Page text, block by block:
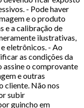
- Pode haver
e o produto
e a calibração de
ilustrativas,
eletrônicos. - Ao
as condições da
assine o comprovante
e outras
cliente. Não nos
subir
guincho em